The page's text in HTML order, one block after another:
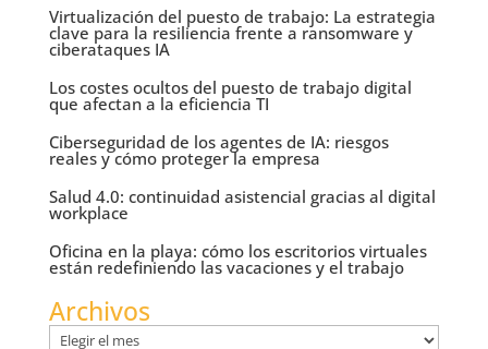
Virtualización del puesto de trabajo: La estrategia
clave para la resiliencia frente a ransomware y
ciberataques IA
Los costes ocultos del puesto de trabajo digital
que afectan a la eficiencia TI
Ciberseguridad de los agentes de IA: riesgos
reales y cómo proteger la empresa
Salud 4.0: continuidad asistencial gracias al digital
workplace
Oficina en la playa: cómo los escritorios virtuales
están redefiniendo las vacaciones y el trabajo
Archivos
Archivos